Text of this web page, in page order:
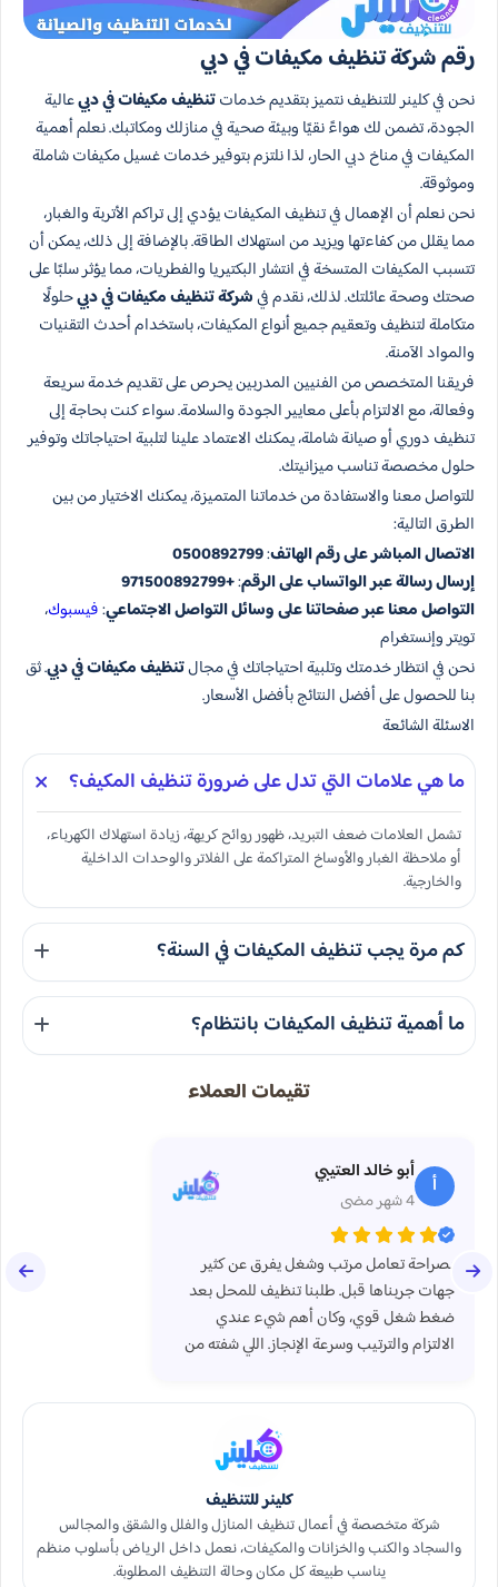
رقم شركة تنظيف مكيفات في دبي
نحن في كلينر للتنظيف نتميز بتقديم خدماتتنظيف مكيفات في دبيعالية
الجودة، تضمن لك هواءً نقيًا وبيئة صحية في منازلك ومكاتبك. نعلم أهمية
المكيفات في مناخ دبي الحار، لذا نلتزم بتوفير خدمات غسيل مكيفات شاملة
وموثوقة.
نحن نعلم أن الإهمال في تنظيف المكيفات يؤدي إلى تراكم الأتربة والغبار،
مما يقلل من كفاءتها ويزيد من استهلاك الطاقة. بالإضافة إلى ذلك، يمكن أن
تتسبب المكيفات المتسخة في انتشار البكتيريا والفطريات، مما يؤثر سلبًا على
صحتك وصحة عائلتك. لذلك، نقدم فيشركة تنظيف مكيفات في دبيحلولًا
متكاملة لتنظيف وتعقيم جميع أنواع المكيفات، باستخدام أحدث التقنيات
والمواد الآمنة.
فريقنا المتخصص من الفنيين المدربين يحرص على تقديم خدمة سريعة
وفعالة، مع الالتزام بأعلى معايير الجودة والسلامة. سواء كنت بحاجة إلى
تنظيف دوري أو صيانة شاملة، يمكنك الاعتماد علينا لتلبية احتياجاتك وتوفير
حلول مخصصة تناسب ميزانيتك.
للتواصل معنا والاستفادة من خدماتنا المتميزة، يمكنك الاختيار من بين
الطرق التالية:
الاتصال المباشر على رقم الهاتف:
0500892799
إرسال رسالة عبر الواتساب على الرقم:
+971500892799
التواصل معنا عبر صفحاتنا على وسائل التواصل الاجتماعي:فيسبوك،
تويتر وإنستغرام
نحن في انتظار خدمتك وتلبية احتياجاتك في مجالتنظيف مكيفات في دبي. ثق
بنا للحصول على أفضل النتائج بأفضل الأسعار.
الاسئلة الشائعة
ما هي علامات التي تدل على ضرورة تنظيف المكيف؟
تشمل العلامات ضعف التبريد، ظهور روائح كريهة، زيادة استهلاك الكهرباء،
أو ملاحظة الغبار والأوساخ المتراكمة على الفلاتر والوحدات الداخلية
والخارجية.
كم مرة يجب تنظيف المكيفات في السنة؟
يوصى بتنظيف المكيفات مرتين في السنة على الأقل، ويفضل أكثر في المناطق
ذات الغبار العالي أو الاستخدام المكثف، لضمان أفضل أداء.
ما أهمية تنظيف المكيفات بانتظام؟
تنظيف المكيفات بانتظام يضمن كفاءة التبريد المثلى، يقلل من استهلاك
الطاقة، ويحسن جودة الهواء الداخلي، مما يقي من الحساسية والأمراض.
تقيمات العملاء
أ
أبو خالد العتيبي
4 شهر مضى
بصراحة تعامل مرتب وشغل يفرق عن كثير
جهات جربناها قبل. طلبنا تنظيف للمحل بعد
ضغط شغل قوي، وكان أهم شيء عندي
الالتزام والترتيب وسرعة الإنجاز. اللي شفته من
من ناحية التنظيم وطريقة الشغل. المكان بعد
التنظيف صار أهدأ بصريًا وأوضح، وحتى الزبائن
كلينر للتنظيف
شركة متخصصة في أعمال تنظيف المنازل والفلل والشقق والمجالس
والسجاد والكنب والخزانات والمكيفات، نعمل داخل الرياض بأسلوب منظم
يناسب طبيعة كل مكان وحالة التنظيف المطلوبة.